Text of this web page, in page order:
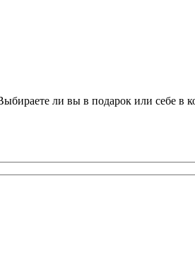
ли вы в подарок или себе в